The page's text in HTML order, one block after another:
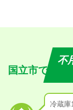
国立市で
不
冷蔵庫